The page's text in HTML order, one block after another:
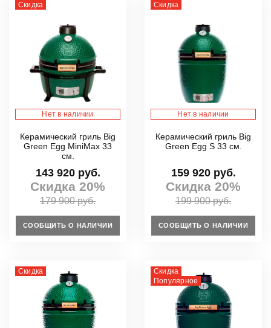
Скидка
Нет в наличии
Керамический гриль Big
Green Egg MiniMax 33
см.
143 920 руб.
Скидка 20%
179 900 руб.
СООБЩИТЬ О НАЛИЧИИ
Скидка
Нет в наличии
Керамический гриль Big
Green Egg S 33 см.
159 920 руб.
Скидка 20%
199 900 руб.
СООБЩИТЬ О НАЛИЧИИ
Скидка
Скидка
Популярное